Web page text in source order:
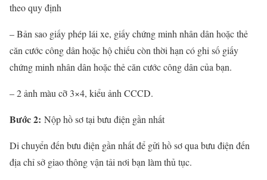
theo quy định
– Bản sao giấy phép lái xe, giấy chứng minh nhân dân hoặc thẻ
căn cước công dân hoặc hộ chiếu còn thời hạn có ghi số giấy
chứng minh nhân dân hoặc thẻ căn cước công dân của bạn.
– 2 ảnh màu cỡ 3×4, kiểu ảnh CCCD.
Bước 2: Nộp hồ sơ tại bưu điện gần nhất
Di chuyển đến bưu điện gần nhất để gửi hồ sơ qua bưu điện đến
địa chỉ sở giao thông vận tải nơi bạn làm thủ tục.